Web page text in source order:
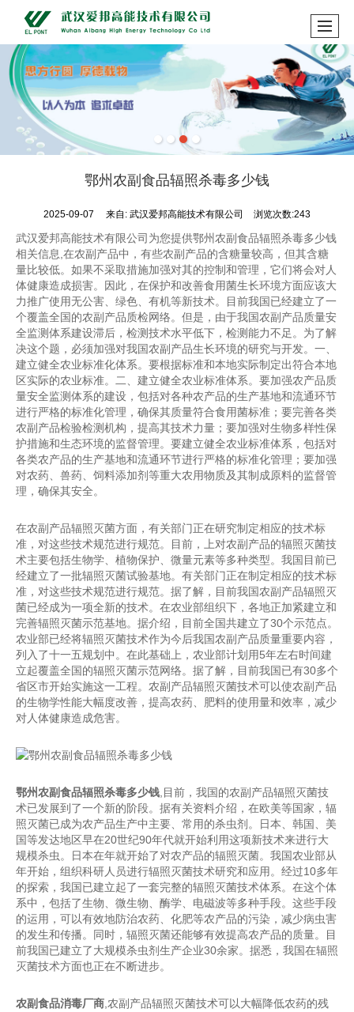
鄂州农副食品辐照杀毒多少钱
2025-09-07 来自:武汉爱邦高能技术有限公司 浏览次数:243
武汉爱邦高能技术有限公司为您提供鄂州农副食品辐照杀毒多少钱
相关信息,在农副产品中，有些农副产品的含糖量较高，但其含糖
量比较低。如果不采取措施加强对其的控制和管理，它们将会对人
体健康造成损害。因此，在保护和改善食用菌生长环境方面应该大
力推广使用无公害、绿色、有机等新技术。目前我国已经建立了一
个覆盖全国的农副产品质检网络。但是，由于我国农副产品质量安
全监测体系建设滞后，检测技术水平低下，检测能力不足。为了解
决这个题，必须加强对我国农副产品生长环境的研究与开发。一、
建立健全农业标准化体系。要根据标准和本地实际制定出符合本地
区实际的农业标准。二、建立健全农业标准体系。要加强农产品质
量安全监测体系的建设，包括对各种农产品的生产基地和流通环节
进行严格的标准化管理，确保其质量符合食用菌标准；要完善各类
农副产品检验检测机构，提高其技术力量；要加强对生物多样性保
护措施和生态环境的监督管理。要建立健全农业标准体系，包括对
各类农产品的生产基地和流通环节进行严格的标准化管理；要加强
对农药、兽药、饲料添加剂等重大农用物质及其制成原料的监督管
理，确保其安全。
在农副产品辐照灭菌方面，有关部门正在研究制定相应的技术标
准，对这些技术规范进行规范。目前，上对农副产品的辐照灭菌技
术主要包括生物学、植物保护、微量元素等多种类型。我国目前已
经建立了一批辐照灭菌试验基地。有关部门正在制定相应的技术标
准，对这些技术规范进行规范。据了解，目前我国农副产品辐照灭
菌已经成为一项全新的技术。在农业部组织下，各地正加紧建立和
完善辐照灭菌示范基地。据介绍，目前全国共建立了30个示范点。
农业部已经将辐照灭菌技术作为今后我国农副产品质量重要内容，
列入了十一五规划中。在此基础上，农业部计划用5年左右时间建
立起覆盖全国的辐照灭菌示范网络。据了解，目前我国已有30多个
省区市开始实施这一工程。农副产品辐照灭菌技术可以使农副产品
的生物学性能大幅度改善，提高农药、肥料的使用量和效率，减少
对人体健康造成危害。
鄂州农副食品辐照杀毒多少钱,目前，我国的农副产品辐照灭菌技
术已发展到了一个新的阶段。据有关资料介绍，在欧美等国家，辐
照灭菌已成为农产品生产中主要、常用的杀虫剂。日本、韩国、美
国等发达地区早在20世纪90年代就开始利用这项新技术来进行大
规模杀虫。日本在年就开始了对农产品的辐照灭菌。我国农业部从
年开始，组织科研人员进行辐照灭菌技术研究和应用。经过10多年
的探索，我国已建立起了一套完整的辐照灭菌技术体系。在这个体
系中，包括了生物、微生物、酶学、电磁波等多种手段。这些手段
的运用，可以有效地防治农药、化肥等农产品的污染，减少病虫害
的发生和传播。同时，辐照灭菌还能够有效提高农产品的质量。目
前我国已建立了大规模杀虫剂生产企业30余家。据悉，我国在辐照
灭菌技术方面也正在不断进步。
农副食品消毒厂商,农副产品辐照灭菌技术可以大幅降低农药的残